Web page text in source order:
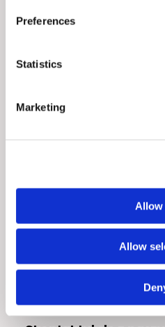
Preferences
Statistics
Marketing
Allow
Allow
(Samochód używany)
Zapytaj o ten Tel.: 123
Szukasz